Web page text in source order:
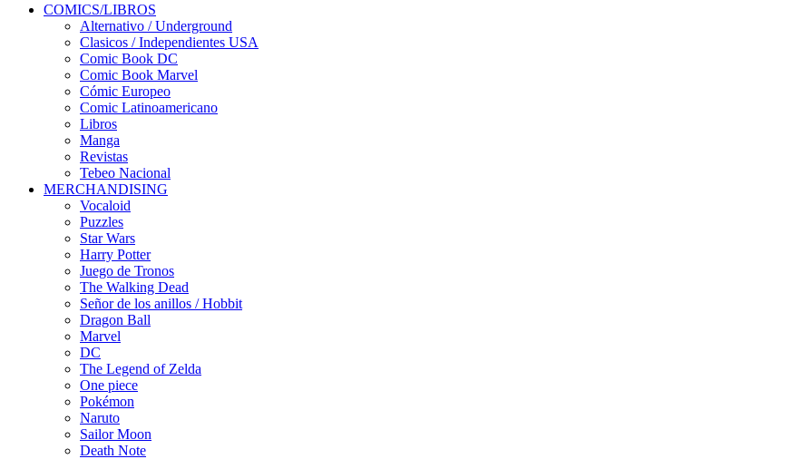
COMICS/LIBROS
Alternativo / Underground
Clasicos / Independientes USA
Comic Book DC
Comic Book Marvel
Cómic Europeo
Comic Latinoamericano
Libros
Manga
Revistas
Tebeo Nacional
MERCHANDISING
Vocaloid
Puzzles
Star Wars
Harry Potter
Juego de Tronos
The Walking Dead
Señor de los anillos / Hobbit
Dragon Ball
Marvel
DC
The Legend of Zelda
One piece
Pokémon
Naruto
Sailor Moon
Death Note